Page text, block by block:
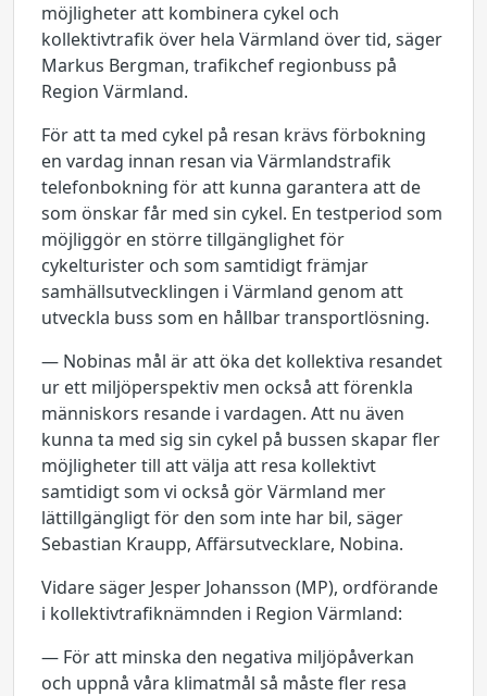
möjligheter att kombinera cykel och
kollektivtrafik över hela Värmland över tid, säger
Markus Bergman, trafikchef regionbuss på
Region Värmland.
För att ta med cykel på resan krävs förbokning
en vardag innan resan via Värmlandstrafik
telefonbokning för att kunna garantera att de
som önskar får med sin cykel. En testperiod som
möjliggör en större tillgänglighet för
cykelturister och som samtidigt främjar
samhällsutvecklingen i Värmland genom att
utveckla buss som en hållbar transportlösning.
— Nobinas mål är att öka det kollektiva resandet
ur ett miljöperspektiv men också att förenkla
människors resande i vardagen. Att nu även
kunna ta med sig sin cykel på bussen skapar fler
möjligheter till att välja att resa kollektivt
samtidigt som vi också gör Värmland mer
lättillgängligt för den som inte har bil, säger
Sebastian Kraupp, Affärsutvecklare, Nobina.
Vidare säger Jesper Johansson (MP), ordförande
i kollektivtrafiknämnden i Region Värmland:
— För att minska den negativa miljöpåverkan
och uppnå våra klimatmål så måste fler resa